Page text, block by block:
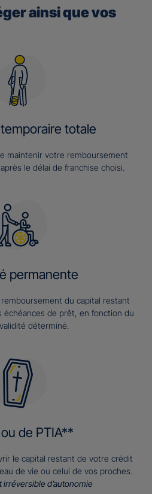
ainsi que vos
totale
maintenir votre remboursement
le délai de franchise choisi.
permanente
du capital restant
échéances de prêt, en fonction du
déterminé.
de PTIA**
le capital restant de votre crédit
de vie ou celui de vos proches.
d’autonomie